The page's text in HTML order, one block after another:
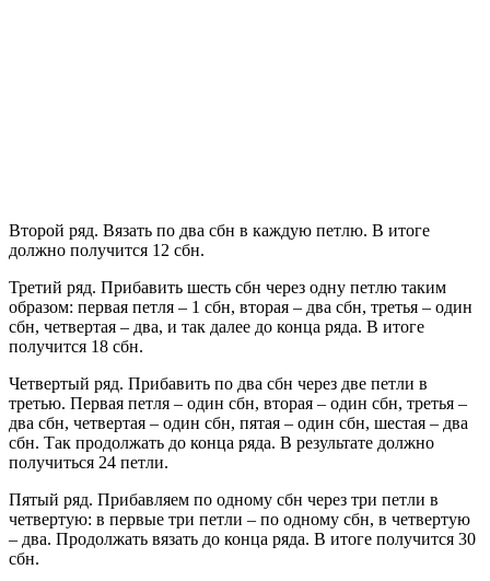
Второй ряд. Вязать по два сбн в каждую петлю. В итоге
должно получится 12 сбн.
Третий ряд. Прибавить шесть сбн через одну петлю таким
образом: первая петля – 1 сбн, вторая – два сбн, третья – один
сбн, четвертая – два, и так далее до конца ряда. В итоге
получится 18 сбн.
Четвертый ряд. Прибавить по два сбн через две петли в
третью. Первая петля – один сбн, вторая – один сбн, третья –
два сбн, четвертая – один сбн, пятая – один сбн, шестая – два
сбн. Так продолжать до конца ряда. В результате должно
получиться 24 петли.
Пятый ряд. Прибавляем по одному сбн через три петли в
четвертую: в первые три петли – по одному сбн, в четвертую
– два. Продолжать вязать до конца ряда. В итоге получится 30
сбн.